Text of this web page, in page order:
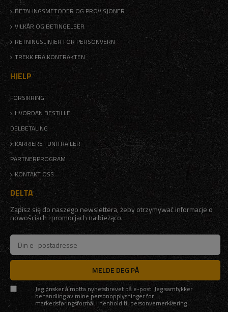
BETALINGSMETODER OG PROVISJONER
VILKÅR OG BETINGELSER
RETNINGSLINJER FOR PERSONVERN
TREKK FRA KONTRAKTEN
HJELP
FORSIKRING
HVORDAN BESTILLE
DELBETALING
KARRIERE I UNITRAILER
PARTNERPROGRAM
KONTAKT OSS
DELTA
Zapisz się do naszego newslettera, żeby otrzymywać informacje o
nowościach i promocjach na bieżąco.
MELDE DEG PÅ
Jeg ønsker å motta nyhetsbrevet på e-post. Jeg samtykker
behandling av mine personopplysninger for
markedsføringsformål i henhold til personvernerklæring